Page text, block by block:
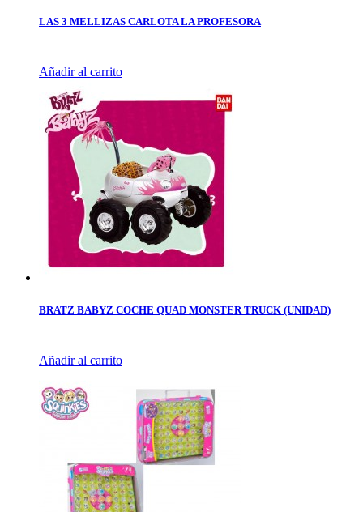
LAS 3 MELLIZAS CARLOTA LA PROFESORA
Añadir al carrito
BRATZ BABYZ COCHE QUAD MONSTER TRUCK (UNIDAD)
Añadir al carrito